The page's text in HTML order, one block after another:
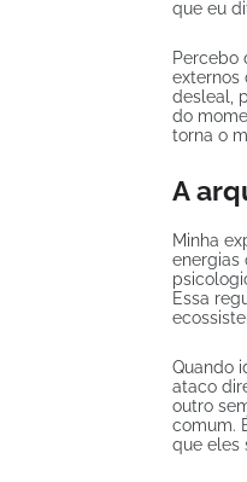
que eu
Percebo
externos
desleal,
do
torna o
A
Minha
energias
Essa
Quando
ataco
outro
comum.
que eles